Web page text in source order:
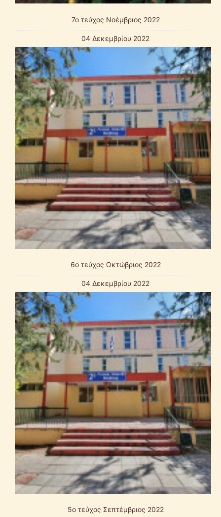
7o τεύχος Νοέμβριος 2022
04 Δεκεμβρίου 2022
6o τεύχος Οκτώβριος 2022
04 Δεκεμβρίου 2022
5o τεύχος Σεπτέμβριος 2022